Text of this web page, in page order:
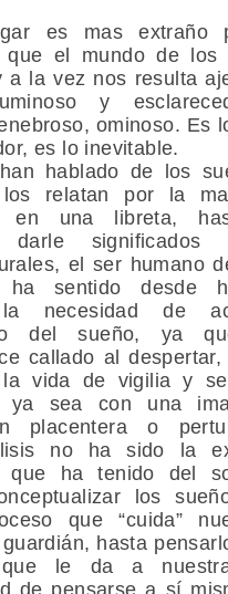
es mas extraño
que el mundo de los
a la vez nos resulta
y
ominoso. Es
es lo inevitable.
hablado de los
los relatan por la
en una libreta,
darle significados
el ser humano
ha sentido desde
necesidad de
del sueño, ya
callado al
vida de vigilia y
ya sea con una
placentera o
no ha sido la
que ha tenido del
los
que “cuida”
hasta
que le da a
de pensarse a sí